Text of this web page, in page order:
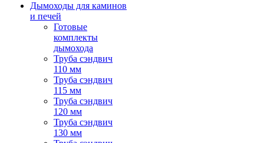
Дымоходы для каминов
и печей
Готовые
комплекты
дымохода
Труба сэндвич
110 мм
Труба сэндвич
115 мм
Труба сэндвич
120 мм
Труба сэндвич
130 мм